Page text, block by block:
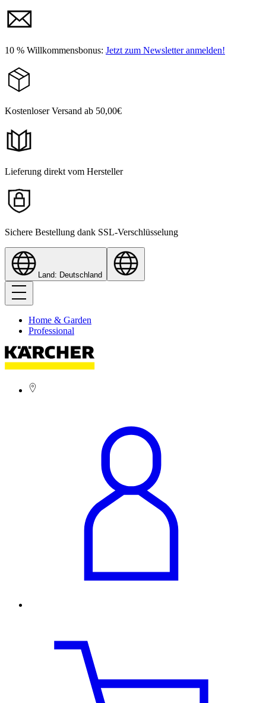
10 % Willkommensbonus: Jetzt zum Newsletter anmelden!
Kostenloser Versand ab 50,00€
Lieferung direkt vom Hersteller
Sichere Bestellung dank SSL-Verschlüsselung
Land: Deutschland
Home & Garden
Professional